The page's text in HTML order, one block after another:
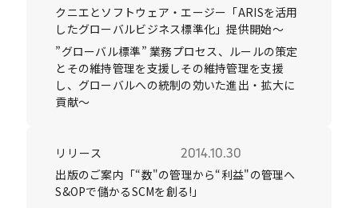
クニエとソフトウェア・エージー「ARISを活用
したグローバルビジネス標準化」提供開始～
”グローバル標準” 業務プロセス、ルールの策定
とその維持管理を支援しその維持管理を支援
し、グローバルへの統制の効いた進出・拡大に
貢献～
出版のご案内「“数"の管理から“利益"の管理へ
S&OPで儲かるSCMを創る!」
リリース 2014.10.30